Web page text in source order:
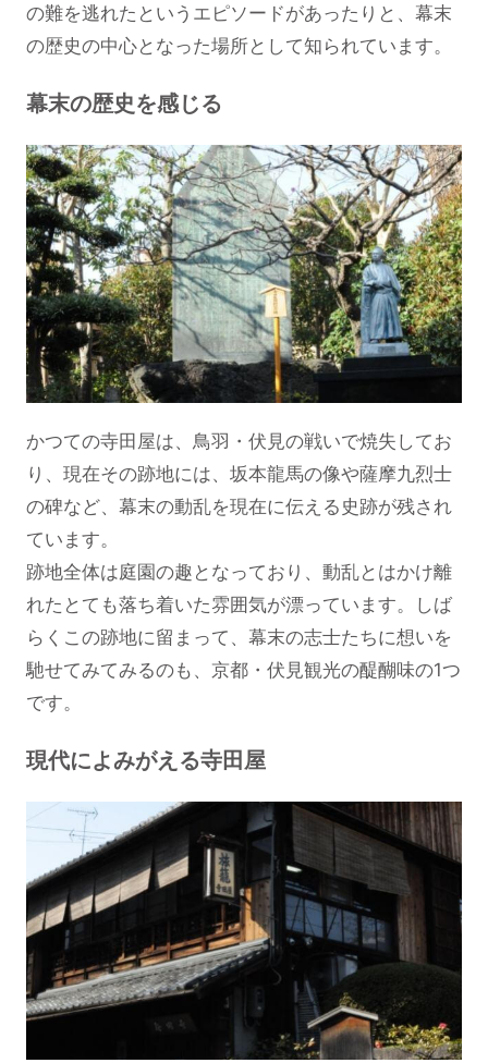
の難を逃れたというエピソードがあったりと、幕末
の歴史の中心となった場所として知られています。
幕末の歴史を感じる
かつての寺田屋は、鳥羽・伏見の戦いで焼失してお
り、現在その跡地には、坂本龍馬の像や薩摩九烈士
の碑など、幕末の動乱を現在に伝える史跡が残され
ています。
跡地全体は庭園の趣となっており、動乱とはかけ離
れたとても落ち着いた雰囲気が漂っています。しば
らくこの跡地に留まって、幕末の志士たちに想いを
馳せてみてみるのも、京都・伏見観光の醍醐味の1つ
です。
現代によみがえる寺田屋